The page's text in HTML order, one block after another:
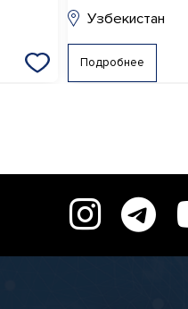
Узбекистан
Подробнее